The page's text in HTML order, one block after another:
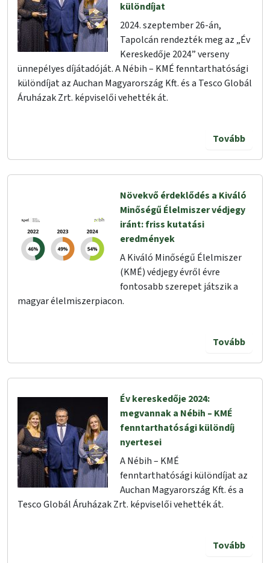
különdíjat
2024. szeptember 26-án,
Tapolcán rendezték meg az „Év
Kereskedője 2024” verseny
ünnepélyes díjátadóját. A Nébih – KMÉ fenntarthatósági
különdíjat az Auchan Magyarország Kft. és a Tesco Globál
Áruházak Zrt. képviselői vehették át.
Tovább
Növekvő érdeklődés a Kiváló
Minőségű Élelmiszer védjegy
iránt: friss kutatási
eredmények
A Kiváló Minőségű Élelmiszer
(KMÉ) védjegy évről évre
fontosabb szerepet játszik a
magyar élelmiszerpiacon.
Tovább
Év kereskedője 2024:
megvannak a Nébih – KMÉ
fenntarthatósági különdíj
nyertesei
A Nébih – KMÉ
fenntarthatósági különdíjat az
Auchan Magyarország Kft. és a
Tesco Globál Áruházak Zrt. képviselői vehették át.
Tovább